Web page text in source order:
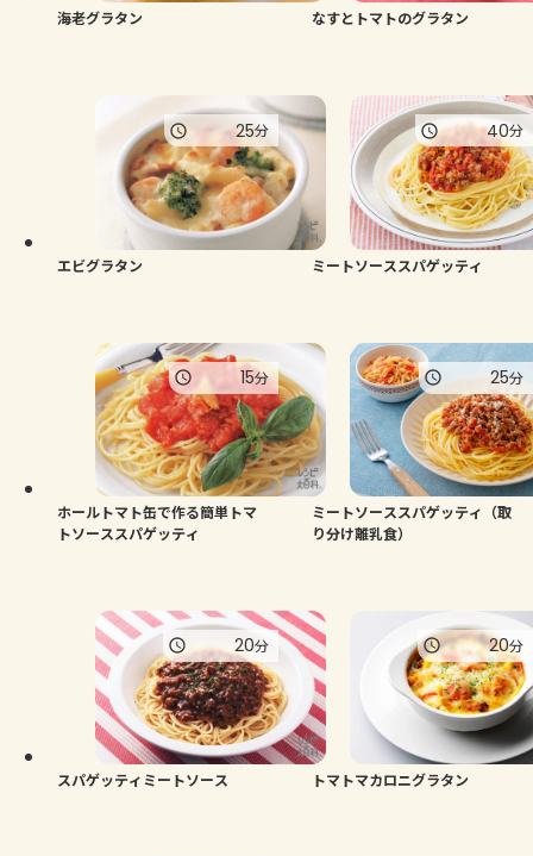
お買い物
海老グラタン なすとトマトのグラタン
エビグラタン
25分
ミートソーススパゲッティ
40分
ホールトマト缶で作る簡単トマ
トソーススパゲッティ
15分
ミートソーススパゲッティ（取
り分け離乳食）
25分
スパゲッティミートソース
20分
トマトマカロニグラタン
20分